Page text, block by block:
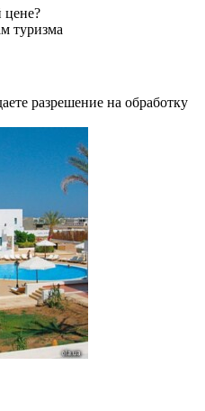
цене?
туризма
разрешение на обработку